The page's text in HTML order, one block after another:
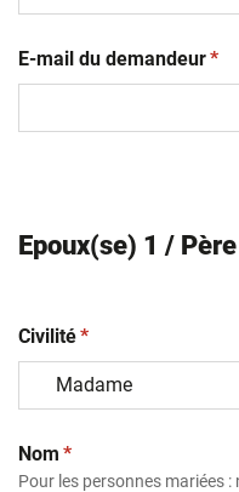
E-mail du demandeur*
Epoux(se) 1 /
Civilité(obligatoire)
*
Nom (obligatoire)
*
Pour les personnes mariées